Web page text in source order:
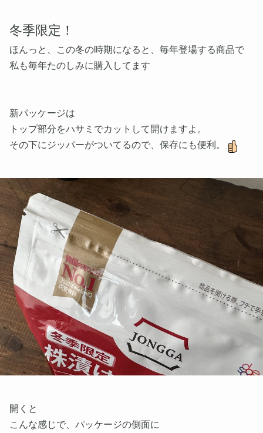
冬季限定！
ほんっと、この冬の時期になると、毎年登場する商品で
私も毎年たのしみに購入してます
新パッケージは
トップ部分をハサミでカットして開けますよ。
その下にジッパーがついてるので、保存にも便利。
開くと
こんな感じで、パッケージの側面に